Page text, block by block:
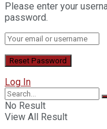
Please enter your
password.
Log In
No Result
View All Result